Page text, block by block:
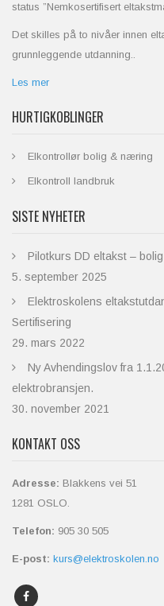
status ”Nemkosertifisert
Det skilles på to nivåer innen
grunnleggende utdanning..
Les mer
HURTIGKOBLINGER
Elkontrollør bolig & næring
Elkontroll landbruk
SISTE NYHETER
Pilotkurs DD eltakst –
5. september 2025
Elektroskolens
Sertifisering
29. mars 2022
Ny Avhendingslov fra
elektrobransjen.
30. november 2021
KONTAKT OSS
Adresse: Blakkens vei 51
1281 OSLO.
Telefon: 905 30 505
E-post: kurs@elektroskolen.no